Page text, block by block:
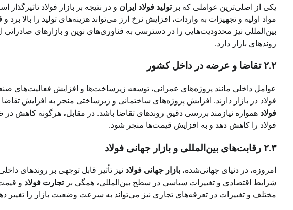
یکی از اصلی‌ترین عواملی که برتولید فولاد ایران و در نتیجه بر بازار فولاد
مواد اولیه و تجهیزات به واردات، افزایش نرخ ارز می‌تواند هزینه‌های تولید را بالا برد و
بین‌المللی نیز محدودیت‌هایی را در دسترسی به فناوری‌های نوین و بازارهای
روندهای بازار دارد.
۲.۲ تقاضا و عرضه در داخل کشور
عوامل داخلی مانند پروژه‌های عمرانی، توسعه زیرساخت‌ها و افزایش فعالیت‌های
فولاد در بازار دارند. افزایش پروژه‌های ساختمانی و زیرساختی منجر به افزایش
فولاد همواره نیازمند بررسی دقیق روندهای تقاضا باشد. در مقابل، هرگونه کاهش
فولاد را کاهش دهد و به افزایش قیمت‌ها منجر شود.
۲.۳ رقابت‌های بین‌المللی و بازار جهانی فولاد
امروزه، در دنیای جهانی‌شده، بازار جهانی فولاد نیز تأثیر قابل توجهی بر روندهای
شرایط اقتصادی و تغییرات سیاسی در سطح بین‌المللی، همگی برتجارت فولاد و
مختلف و تغییرات در تعرفه‌های تجاری نیز می‌تواند به سرعت وضعیت بازار را تغییر